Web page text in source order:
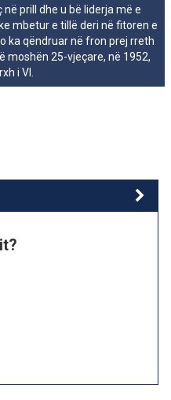
prill dhe u bë liderja më e
mbetur e tillë deri në fitoren e
ka qëndruar në fron prej rreth
moshën 25-vjeçare, në 1952,
i VI.